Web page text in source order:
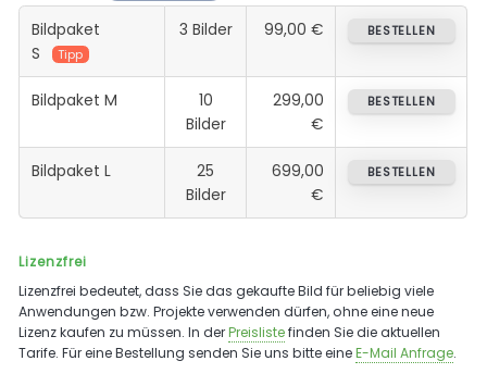
Bildpaket
S
Tipp
3 Bilder 99,00 € BESTELLEN
Bildpaket M
10
Bilder
299,00
€
BESTELLEN
Bildpaket L
25
Bilder
699,00
€
BESTELLEN
Lizenzfrei
Lizenzfrei bedeutet, dass Sie das gekaufte Bild für beliebig viele
Anwendungen bzw. Projekte verwenden dürfen, ohne eine neue
Lizenz kaufen zu müssen. In derPreislistefinden Sie die aktuellen
Tarife. Für eine Bestellung senden Sie uns bitte eineE-Mail Anfrage.